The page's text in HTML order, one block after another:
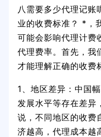
八需要多少代理记账
业的收费标准？ *，
可能会影响代理计费
代理费率。首先，我
才能理解正确的收费
1、地区差异：中国
发展水平等存在差异
说，不同地区的收费
济越高，代理成本越